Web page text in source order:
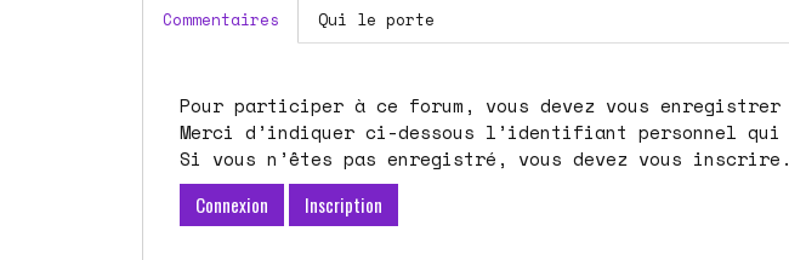
Commentaires Qui le porte
Pour participer à ce forum, vous devez vous enregistrer au préalable.
Merci d’indiquer ci-dessous l’identifiant personnel qui vous a été fourni.
Si vous n’êtes pas enregistré, vous devez vous inscrire.
Connexion
Inscription